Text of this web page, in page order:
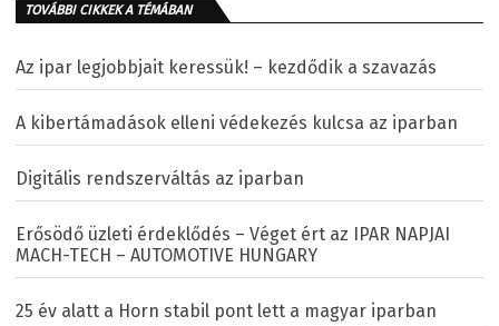
TOVÁBBI CIKKEK A TÉMÁBAN
Az ipar legjobbjait keressük! – kezdődik a szavazás
A kibertámadások elleni védekezés kulcsa az iparban
Digitális rendszerváltás az iparban
Erősödő üzleti érdeklődés – Véget ért az IPAR NAPJAI
MACH-TECH – AUTOMOTIVE HUNGARY
25 év alatt a Horn stabil pont lett a magyar iparban